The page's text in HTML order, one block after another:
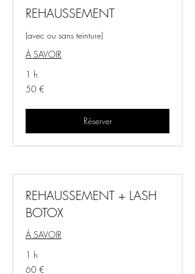
REHAUSSEMENT
(avec ou sans teinture)
À SAVOIR
1 h
50
euros
50 €
Réserver
REHAUSSEMENT + LASH
BOTOX
À SAVOIR
1 h
60
euros
60 €